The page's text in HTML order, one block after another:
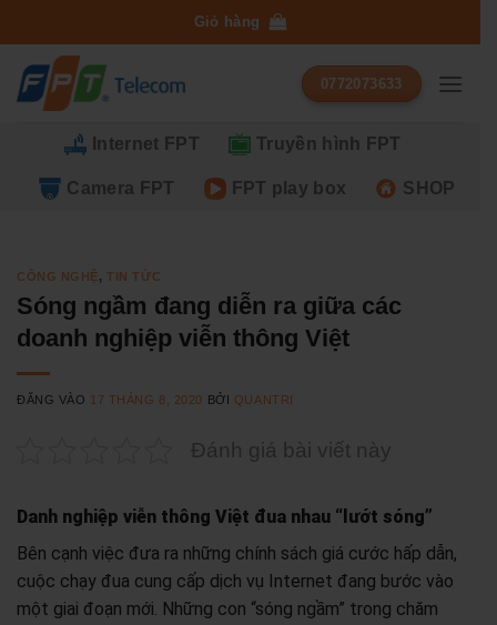
qua
dung
Giỏ hàng
0772073633
Internet FPT Truyền hình FPT
Camera FPT FPT play box SHOP
CÔNG NGHỆ,TIN TỨC
Sóng ngầm đang diễn ra giữa các
doanh nghiệp viễn thông Việt
ĐĂNG VÀO 17 THÁNG 8, 2020 BỞI QUANTRI
Đánh giá bài viết này
Danh nghiệp viễn thông Việt đua nhau “lướt sóng”
Bên cạnh việc đưa ra những chính sách giá cước hấp dẫn,
cuộc chạy đua cung cấp dịch vụ Internet đang bước vào
một giai đoạn mới. Những con “sóng ngầm” trong chăm